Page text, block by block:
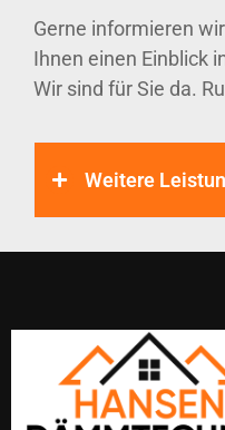
Gerne informieren
Ihnen einen Einblick
Wir sind für Sie da.
Weitere